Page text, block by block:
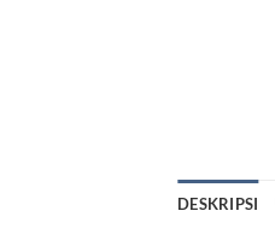
DESKRIPSI